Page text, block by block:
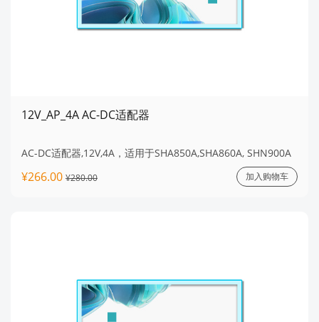
12V_AP_4A AC-DC适配器
AC-DC适配器,12V,4A，适用于SHA850A,SHA860A, SHN900A
¥266.00 ¥280.00 加入购物车